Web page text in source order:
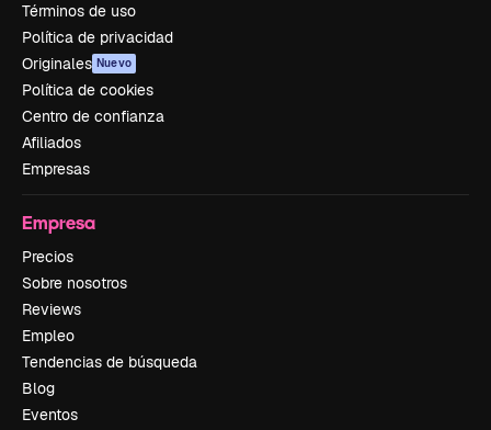
Términos de uso
Política de privacidad
Originales Nuevo
Política de cookies
Centro de confianza
Afiliados
Empresas
Empresa
Precios
Sobre nosotros
Reviews
Empleo
Tendencias de búsqueda
Blog
Eventos